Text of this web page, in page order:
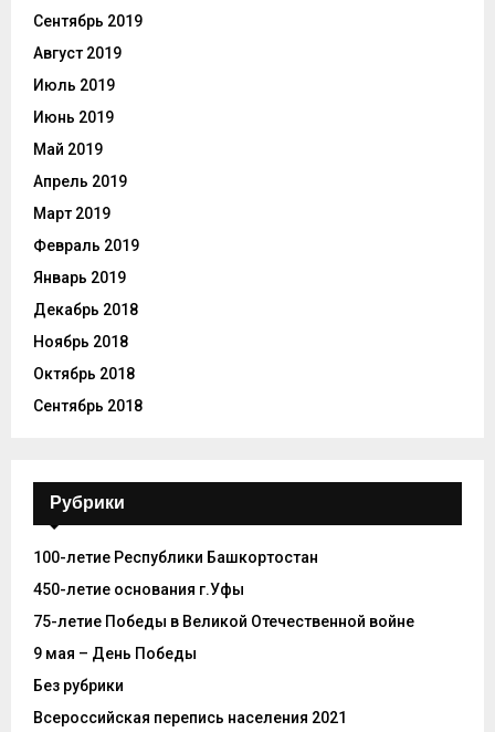
Сентябрь 2019
Август 2019
Июль 2019
Июнь 2019
Май 2019
Апрель 2019
Март 2019
Февраль 2019
Январь 2019
Декабрь 2018
Ноябрь 2018
Октябрь 2018
Сентябрь 2018
Рубрики
100-летие Республики Башкортостан
450-летие основания г.Уфы
75-летие Победы в Великой Отечественной войне
9 мая – День Победы
Без рубрики
Всероссийская перепись населения 2021